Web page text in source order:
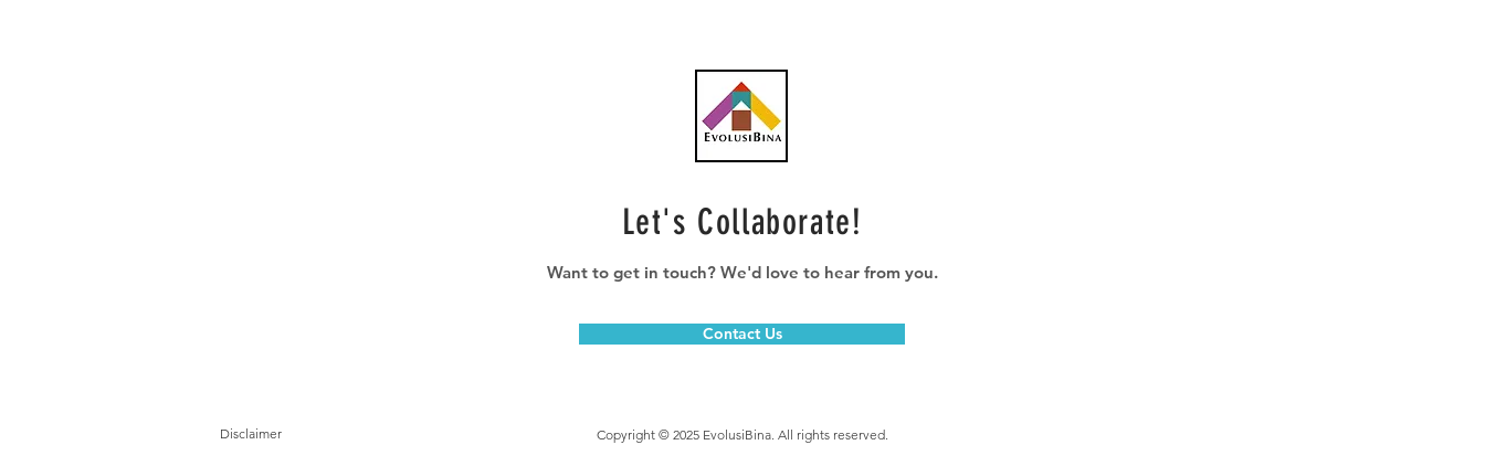
Let's Collaborate!
Want to get in touch? We'd love to hear from you.
Contact Us
Disclaimer Copyright © 2025 EvolusiBina. All rights reserved.